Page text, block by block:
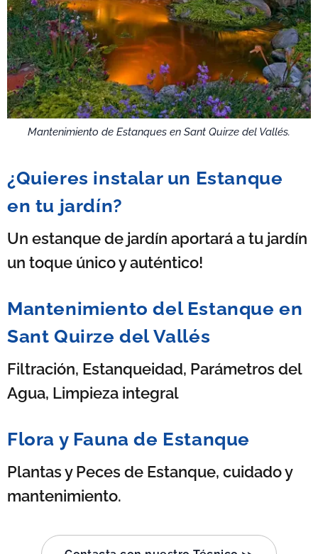
Mantenimiento de Estanques en Sant Quirze del Vallés.
¿Quieres instalar un Estanque
en tu jardín?
Un estanque de jardín aportará a tu jardín
un toque único y auténtico!
Mantenimiento del Estanque en
Sant Quirze del Vallés
Filtración, Estanqueidad, Parámetros del
Agua, Limpieza integral
Flora y Fauna de Estanque
Plantas y Peces de Estanque, cuidado y
mantenimiento.